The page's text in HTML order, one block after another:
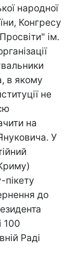
народної
Конгресу
ім.
в якому
не
на
У
пікету
до
100
Раді